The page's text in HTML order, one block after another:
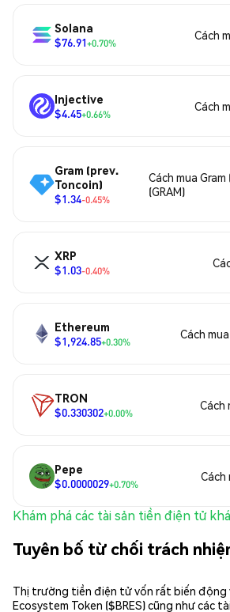
Solana
$76.91+0.70%
Cách
Injective
$4.45+0.66%
Cách
Gram (prev.
Toncoin)
$1.34-0.45%
Cách mua
(GRAM)
XRP
$1.03-0.40%
Ethereum
$1,924.85+0.30%
Cách
TRON
$0.330302+0.00%
Cách
Pepe
$0.0000029+0.70%
Cách
Khám phá các tài sản tiền điện tử
Tuyên bố từ chối trách
Thị trường tiền điện tử vốn rất biến động
Ecosystem Token ($BRES) cũng như các